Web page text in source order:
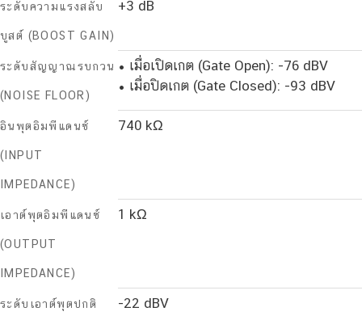
ระดับความแรงสลับ
บูสต์ (BOOST GAIN)
+3 dB
ระดับสัญญาณรบกวน
(NOISE FLOOR)
• เมื่อเปิดเกต (Gate Open): -76 dBV
• เมื่อปิดเกต (Gate Closed): -93 dBV
อินพุตอิมพีแดนซ์
(INPUT
IMPEDANCE)
740 kΩ
เอาต์พุตอิมพีแดนซ์
(OUTPUT
IMPEDANCE)
1 kΩ
ระดับเอาต์พุตปกติ -22 dBV